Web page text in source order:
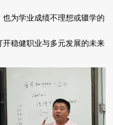
为学业成绩不理想或辍学的
稳健职业与多元发展的未来